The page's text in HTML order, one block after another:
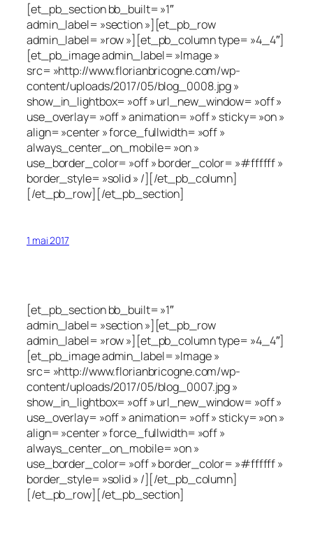
[et_pb_section bb_built= »1″
admin_label= »section »][et_pb_row
admin_label= »row »][et_pb_column type= »4_4″]
[et_pb_image admin_label= »Image »
src= »http://www.florianbricogne.com/wp-
content/uploads/2017/05/blog_0008.jpg »
show_in_lightbox= »off » url_new_window= »off »
use_overlay= »off » animation= »off » sticky= »on »
align= »center » force_fullwidth= »off »
always_center_on_mobile= »on »
use_border_color= »off » border_color= »#ffffff »
border_style= »solid » /][/et_pb_column]
[/et_pb_row][/et_pb_section]
1 mai 2017
[et_pb_section bb_built= »1″
admin_label= »section »][et_pb_row
admin_label= »row »][et_pb_column type= »4_4″]
[et_pb_image admin_label= »Image »
src= »http://www.florianbricogne.com/wp-
content/uploads/2017/05/blog_0007.jpg »
show_in_lightbox= »off » url_new_window= »off »
use_overlay= »off » animation= »off » sticky= »on »
align= »center » force_fullwidth= »off »
always_center_on_mobile= »on »
use_border_color= »off » border_color= »#ffffff »
border_style= »solid » /][/et_pb_column]
[/et_pb_row][/et_pb_section]